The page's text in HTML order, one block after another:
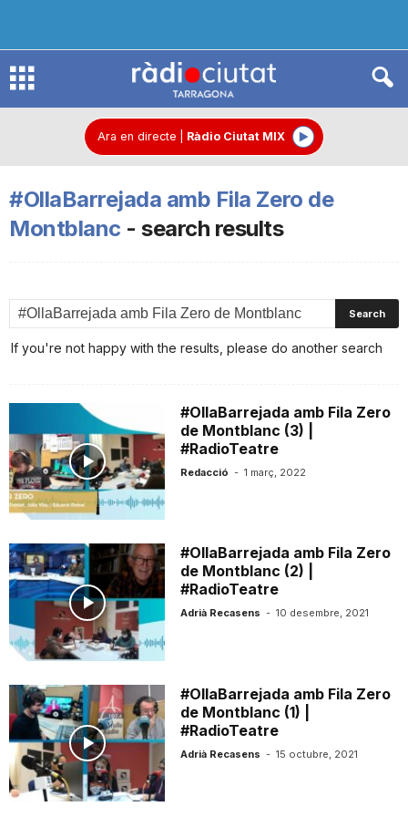
R
d
o
u
t
a
t
d
e
Ara en directe Ràdio Ciutat MIX
#OllaBarrejada amb Fila Zero de
Montblanc -search results
If you're not happy with the results, please do another search
#OllaBarrejada amb Fila Zero
de Montblanc (3) |
#RadioTeatre
Redacció - 1 març, 2022
#OllaBarrejada amb Fila Zero
de Montblanc (2) |
#RadioTeatre
Adrià Recasens - 10 desembre, 2021
#OllaBarrejada amb Fila Zero
de Montblanc (1) |
#RadioTeatre
Adrià Recasens - 15 octubre, 2021